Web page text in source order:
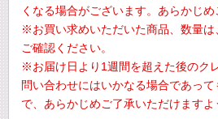
くなる場合がございます。あらかじめ
※お買い求めいただいた商品、数量は
ご確認ください。
※お届け日より1週間を超えた後のク
問い合わせにはいかなる場合であっ
で、あらかじめご了承いただけますよ